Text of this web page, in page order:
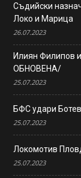
Съдийски
Локо и Марица
26.07.2023
Илиян Филипов
ОБНОВЕНА/
25.07.2023
БФС удари
25.07.2023
Локомотив
25.07.2023